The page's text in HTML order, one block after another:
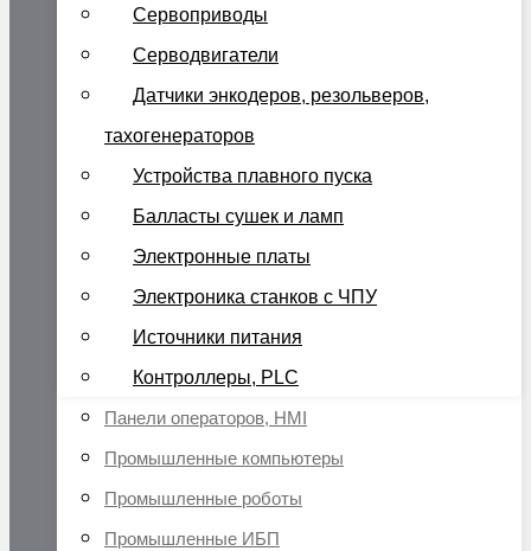
Сервоприводы
Серводвигатели
Датчики энкодеров, резольверов,
тахогенераторов
Устройства плавного пуска
Балласты сушек и ламп
Электронные платы
Электроника станков с ЧПУ
Источники питания
Контроллеры, PLC
Панели операторов, HMI
Промышленные компьютеры
Промышленные роботы
Промышленные ИБП